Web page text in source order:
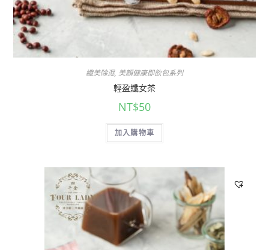
纖美除濕, 美顏健康即飲包系列
輕盈纖女茶
NT$50
加入購物車